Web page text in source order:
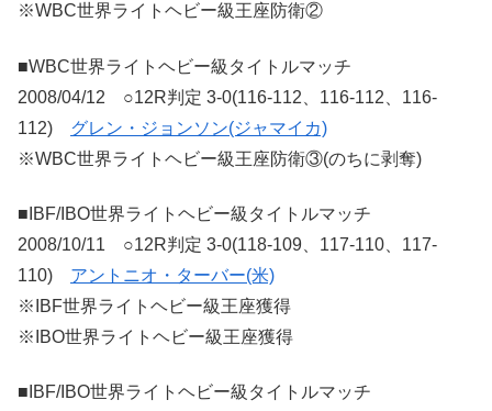
※WBC世界ライトヘビー級王座防衛②
■WBC世界ライトヘビー級タイトルマッチ
2008/04/12 ○12R判定 3-0(116-112、116-112、116-
112) グレン・ジョンソン(ジャマイカ)
※WBC世界ライトヘビー級王座防衛③(のちに剥奪)
■IBF/IBO世界ライトヘビー級タイトルマッチ
2008/10/11 ○12R判定 3-0(118-109、117-110、117-
110) アントニオ・ターバー(米)
※IBF世界ライトヘビー級王座獲得
※IBO世界ライトヘビー級王座獲得
■IBF/IBO世界ライトヘビー級タイトルマッチ